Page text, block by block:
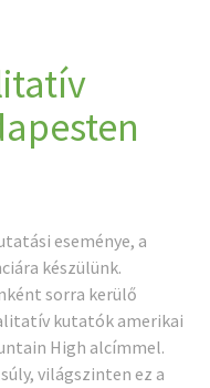
eseménye, a
készülünk.
sorra kerülő
kutatók amerikai
High alcímmel.
világszinten ez a